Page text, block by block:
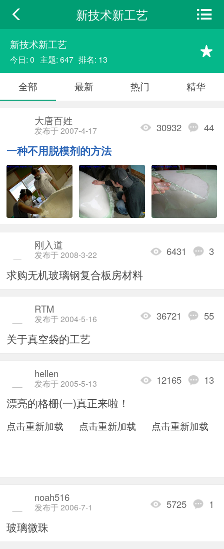
新技术新工艺
新技术新工艺
今日: 0 主题: 647 排名: 13
全部 最新 热门 精华
30932 44
大唐百姓
发布于 2007-4-17
一种不用脱模剂的方法
6431 3
刚入道
发布于 2008-3-22
求购无机玻璃钢复合板房材料
36721 55
RTM
发布于 2004-5-16
关于真空袋的工艺
12165 13
hellen
发布于 2005-5-13
漂亮的格栅(一)真正来啦！
点击重新加载 点击重新加载 点击重新加载
5725 1
noah516
发布于 2006-7-1
玻璃微珠